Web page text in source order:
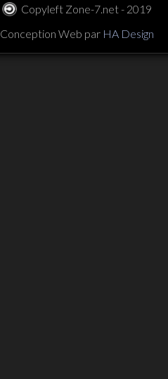
Copyleft Zone-7.net - 2019
Conception Web par HA Design